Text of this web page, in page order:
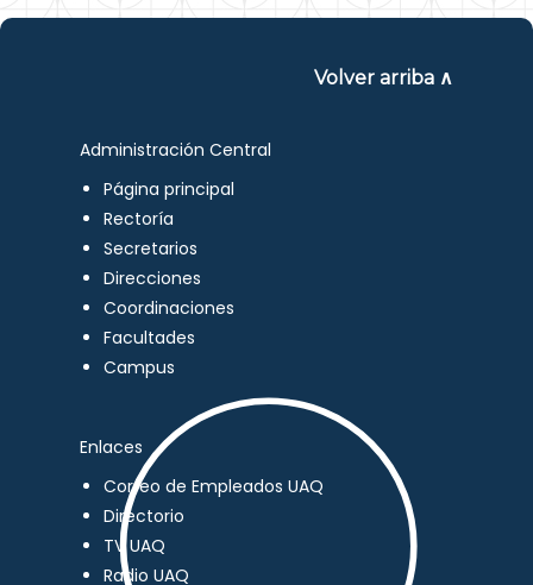
Volver arriba ∧
Administración Central
Página principal
Rectoría
Secretarios
Direcciones
Coordinaciones
Facultades
Campus
Enlaces
Correo de Empleados UAQ
Directorio
TV UAQ
Radio UAQ